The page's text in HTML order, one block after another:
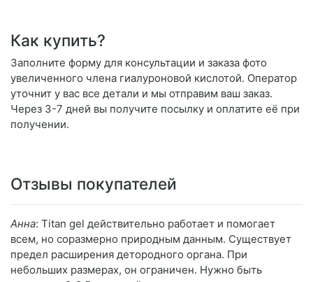
Как купить?
Заполните форму для консультации и заказа фото
увеличенного члена гиалуроновой кислотой. Оператор
уточнит у вас все детали и мы отправим ваш заказ.
Через 3-7 дней вы получите посылку и оплатите её при
получении.
Отзывы покупателей
Анна: Titan gel действительно работает и помогает
всем, но соразмерно природным данным. Существует
предел расширения детородного органа. При
небольших размерах, он ограничен. Нужно быть